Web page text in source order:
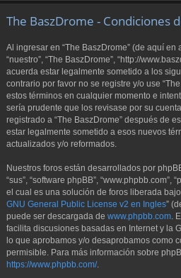
pi
do
s
The BaszDrome - Condiciones
Al ingresar en “The BaszDrome” (de aquí en
“nuestro”, “The BaszDrome”, “http://
acuerda estar legalmente sometido a los
contrario por favor no se registre y/o use
estos términos en cualquier momento e
sería prudente que los revisase por su
registrado a “The BaszDrome” después de
estar legalmente sometido a esos nuevos
actualizados y/o reformados.
Nuestros foros están desarrollados por
“sus”, “software phpBB”, “www.phpbb.com”,
el cual es una solución de foros liberada bajo
GNU General Public License v2 en Ingles”
puede ser descargada de www.phpbb.com .
facilita discusiones basadas en Internet y la
lo que aprobamos y/o desaprobamos como
permisible. Para más información sobre
https://www.phpbb.com/.